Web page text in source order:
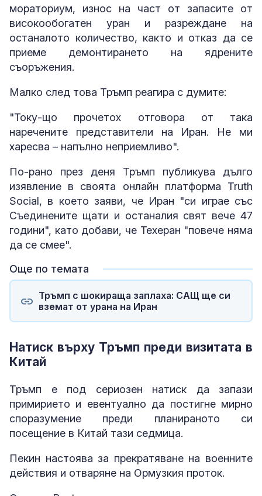
мораториум, износ на част от запасите от
високообогатен уран и разреждане на
останалото количество, както и отказ да се
приеме демонтирането на ядрените
съоръжения.
Малко след това Тръмп реагира с думите:
"Току-що прочетох отговора от така
наречените представители на Иран. Не ми
харесва – напълно неприемливо".
По-рано през деня Тръмп публикува дълго
изявление в своята онлайн платформа Truth
Social, в което заяви, че Иран "си играе със
Съединените щати и останалия свят вече 47
години", като добави, че Техеран "повече няма
да се смее".
Още по темата
Тръмп с шокираща заплаха: САЩ ще си
вземат от урана на Иран
Натиск върху Тръмп преди визитата в
Китай
Тръмп е под сериозен натиск да запази
примирието и евентуално да постигне мирно
споразумение преди планираното си
посещение в Китай тази седмица.
Пекин настоява за прекратяване на военните
действия и отваряне на Ормузкия проток.